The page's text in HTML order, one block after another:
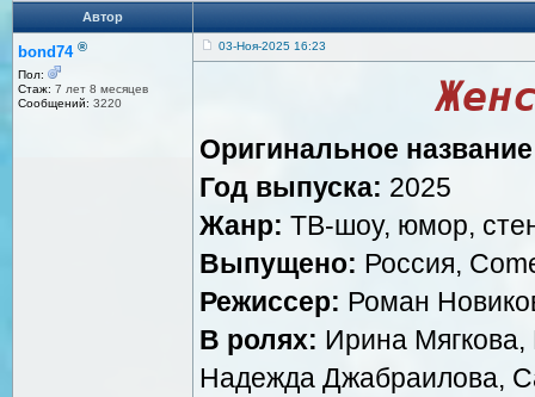
Автор
bond74 ®
Пол:
Стаж: 7 лет 8 месяцев
Сообщений: 3220
03-Ноя-2025 16:23
Оригинальное
Год выпуска: 2025
Жанр: ТВ-шоу, юмор,
Выпущено: Россия,
Режиссер: Роман
В ролях: Ирина
Надежда Джабраилова,